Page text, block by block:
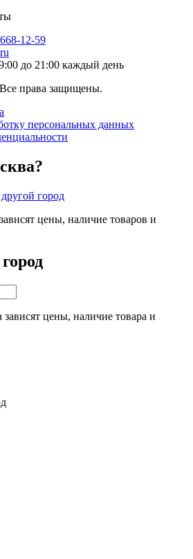
12-59
до 21:00 каждый день
права защищены.
персональных данных
город
цены, наличие товаров и
цены, наличие товара и